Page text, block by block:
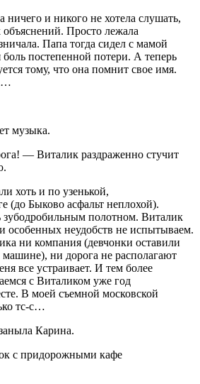
ничего и никого не хотела слушать,
Просто лежала
Папа тогда сидел с мамой
боль постепенной потери. А теперь
тому, что она помнит свое имя.
музыка.
— Виталик раздраженно стучит
хоть и по узенькой,
(до Быково асфальт неплохой).
зубодробильным полотном. Виталик
особенных не­удобств не испытываем.
ни компания (девчонки оставили
ни дорога не располагают
все устраивает. И тем более
с Виталиком уже год
В моей съемной московской
тс-с…
Карина.
с придорожными кафе